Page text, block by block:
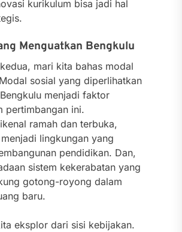
kurikulum bisa jadi hal
Menguatkan Bengkulu
mari kita bahas modal
sosial yang diperlihatkan
menjadi faktor
pertimbangan ini.
ramah dan terbuka,
lingkungan yang
pendidikan. Dan,
sistem kekerabatan yang
gotong-royong dalam
baru.
eksplor dari sisi kebijakan.